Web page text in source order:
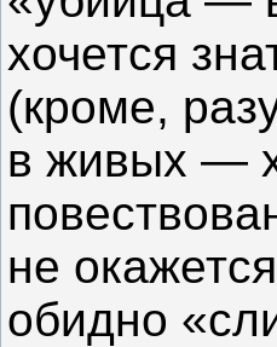
хочется
(кроме,
в живых —
не
обидно